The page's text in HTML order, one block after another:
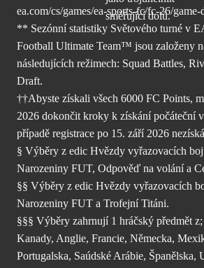
ea.com/cs/games/ea-sports-fc/fc-26/game-
** Sezónní statistiky Světového turné v
Football Ultimate Team™ jsou založeny
následujících režimech: Squad Battles,
Draft.
††Abyste získali všech 6000 FC Points,
2026 dokončit kroky k získání počáteční
případě registrace po 15. září 2026
§ Výběry z edic Hvězdy vyřazovacích
Narozeniny FUT, Odpověď na volání a
§§ Výběry z edic Hvězdy vyřazovacích
Narozeniny FUT a Trofejní Titáni.
§§§ Výběry zahrnují 1 hráčský předmět
Kanady, Anglie, Francie, Německa,
Portugalska, Saúdské Arábie, Španělska,